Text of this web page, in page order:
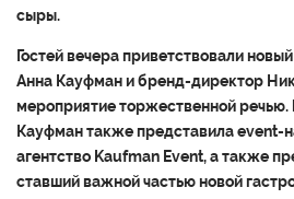
сыры.
Гостей вечера приветствовали
Анна Кауфман и бренд-директор
мероприятие торжественной речью.
Кауфман также представила event-
агентство Kaufman Event, а также
ставший важной частью новой